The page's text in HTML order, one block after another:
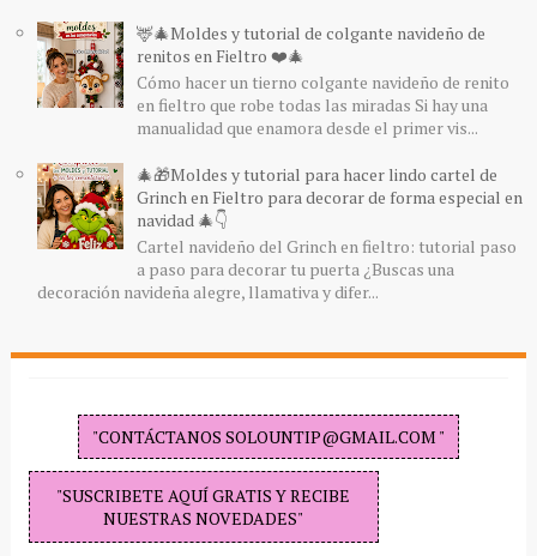
🦌🎄Moldes y tutorial de colgante navideño de
renitos en Fieltro ❤️🎄
Cómo hacer un tierno colgante navideño de renito
en fieltro que robe todas las miradas Si hay una
manualidad que enamora desde el primer vis...
🎄🎁Moldes y tutorial para hacer lindo cartel de
Grinch en Fieltro para decorar de forma especial en
navidad 🎄👇
Cartel navideño del Grinch en fieltro: tutorial paso
a paso para decorar tu puerta ¿Buscas una
decoración navideña alegre, llamativa y difer...
"CONTÁCTANOS SOLOUNTIP@GMAIL.COM "
"SUSCRIBETE AQUÍ GRATIS Y RECIBE
NUESTRAS NOVEDADES"